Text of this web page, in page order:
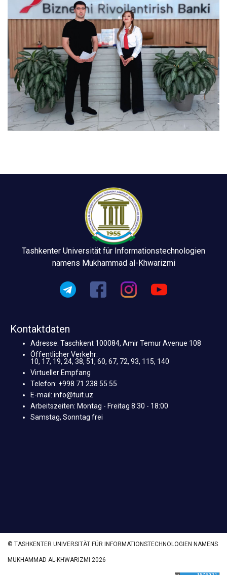
Tashkenter Universität für Informationstechnologien
namens Mukhammad al-Khwarizmi
Kontaktdaten
Adresse: Taschkent 100084, Amir Temur Avenue 108
Öffentlicher Verkehr:
10, 17, 19, 24, 38, 51, 60, 67, 72, 93, 115, 140
Virtueller Empfang
Telefon: +998 71 238 55 55
E-mail: info@tuit.uz
Arbeitszeiten: Montag - Freitag 8:30 - 18:00
Samstag, Sonntag frei
© TASHKENTER UNIVERSITÄT FÜR INFORMATIONSTECHNOLOGIEN NAMENS
MUKHAMMAD AL-KHWARIZMI 2026